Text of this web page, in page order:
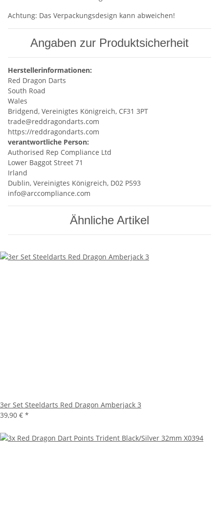
Achtung: Das Verpackungsdesign kann abweichen!
Angaben zur Produktsicherheit
Herstellerinformationen:
Red Dragon Darts
South Road
Wales
Bridgend, Vereinigtes Königreich, CF31 3PT
trade@reddragondarts.com
https://reddragondarts.com
verantwortliche Person:
Authorised Rep Compliance Ltd
Lower Baggot Street 71
Irland
Dublin, Vereinigtes Königreich, D02 P593
info@arccompliance.com
Ähnliche Artikel
3er Set Steeldarts Red Dragon Amberjack 3
39,90 € *